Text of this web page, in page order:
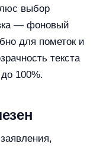
выбор
— фоновый
для пометок и
текста
100%.